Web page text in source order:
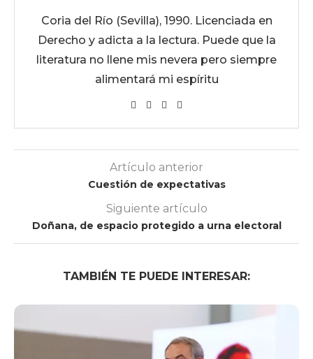
Coria del Río (Sevilla), 1990. Licenciada en
Derecho y adicta a la lectura. Puede que la
literatura no llene mis nevera pero siempre
alimentará mi espíritu
Artículo anterior
Cuestión de expectativas
Siguiente artículo
Doñana, de espacio protegido a urna electoral
TAMBIÉN TE PUEDE INTERESAR: